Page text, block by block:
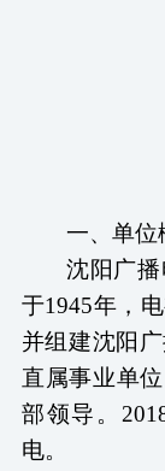
一、 单位
沈阳广
于1945年，
并组建沈阳
直属事业单
部领导。
电。